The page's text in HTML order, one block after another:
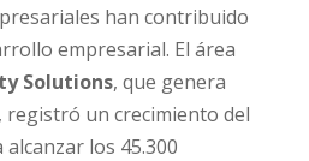
han contribuido
empresarial. El área
Solutions, que genera
registró un crecimiento del
los 45.300